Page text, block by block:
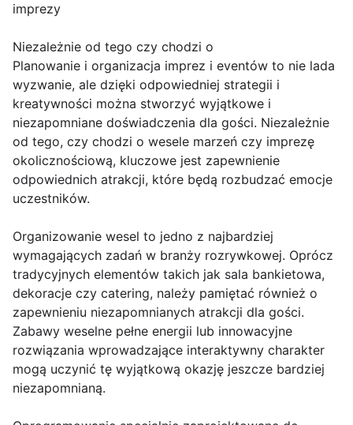
imprezy
Niezależnie od tego czy chodzi o
Planowanie i organizacja imprez i eventów to nie lada
wyzwanie, ale dzięki odpowiedniej strategii i
kreatywności można stworzyć wyjątkowe i
niezapomniane doświadczenia dla gości. Niezależnie
od tego, czy chodzi o wesele marzeń czy imprezę
okolicznościową, kluczowe jest zapewnienie
odpowiednich atrakcji, które będą rozbudzać emocje
uczestników.
Organizowanie wesel to jedno z najbardziej
wymagających zadań w branży rozrywkowej. Oprócz
tradycyjnych elementów takich jak sala bankietowa,
dekoracje czy catering, należy pamiętać również o
zapewnieniu niezapomnianych atrakcji dla gości.
Zabawy weselne pełne energii lub innowacyjne
rozwiązania wprowadzające interaktywny charakter
mogą uczynić tę wyjątkową okazję jeszcze bardziej
niezapomnianą.